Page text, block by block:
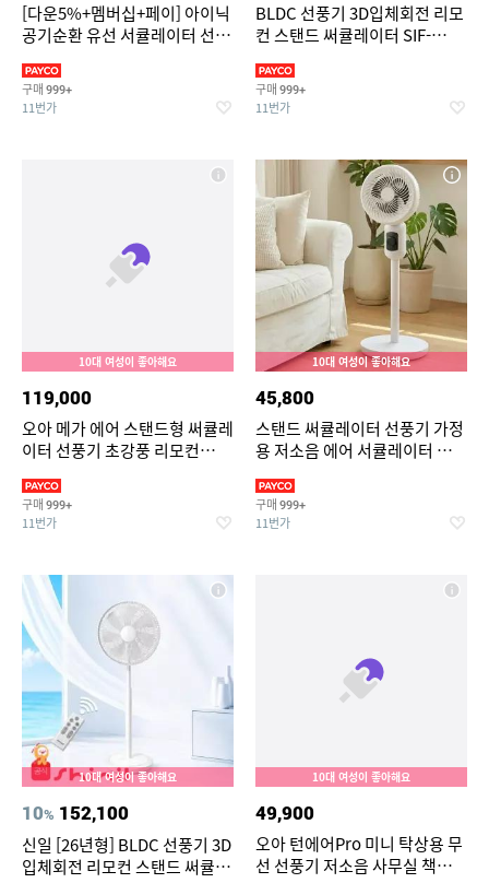
[다운5%+멤버십+페이] 아이닉
공기순환 유선 서큘레이터 선풍
구매 999+
11번가
BLDC 선풍기 3D입체회전 리모
컨 스탠드 써큘레이터 SIF-
구매 999+
11번가
10대 여성이 좋아해요
119,000
오아 메가 에어 스탠드형 써큘레
이터 선풍기 초강풍 리모컨
용 서큘레이터
구매 999+
11번가
10대 여성이 좋아해요
45,800
스탠드 써큘레이터 선풍기 가정
용 저소음 에어 서큘레이터 공기
구매 999+
11번가
10대 여성이 좋아해요
10% 152,100
신일 [26년형] BLDC 선풍기 3D
입체회전 리모컨 스탠드 써큘레
10대 여성이 좋아해요
49,900
오아 턴에어Pro 미니 탁상용 무
선 선풍기 저소음 사무실 책상